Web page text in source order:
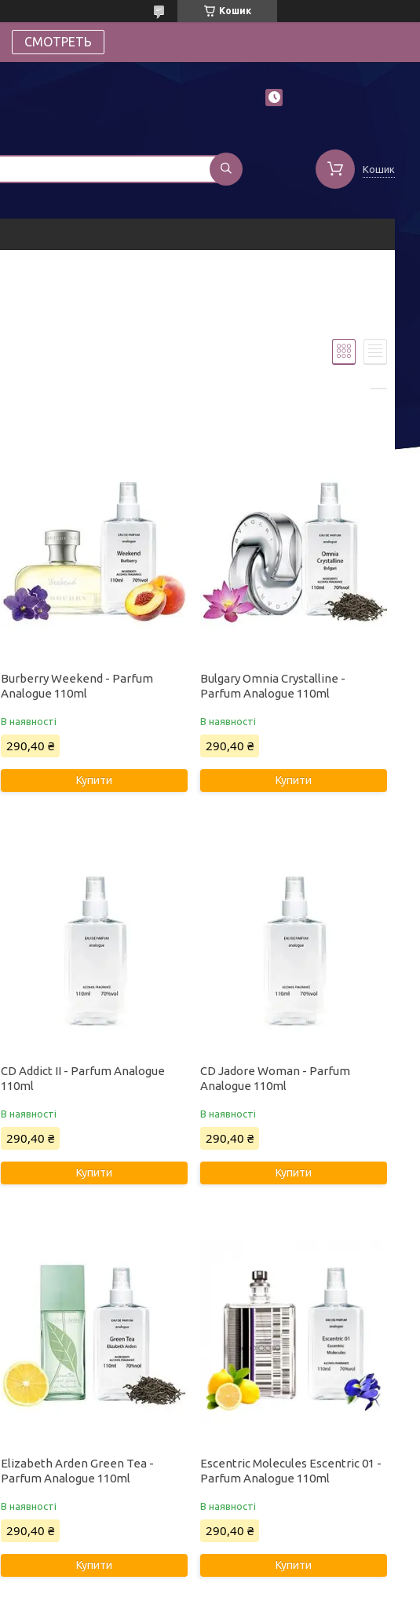
Кошик
СМОТРЕТЬ
Кошик
Burberry Weekend - Parfum
Analogue 110ml
В наявності
290,40 ₴
Купити
Bulgary Omnia Crystalline -
Parfum Analogue 110ml
В наявності
290,40 ₴
Купити
CD Addict II - Parfum Analogue
110ml
В наявності
290,40 ₴
Купити
CD Jadore Woman - Parfum
Analogue 110ml
В наявності
290,40 ₴
Купити
Elizabeth Arden Green Tea -
Parfum Analogue 110ml
В наявності
290,40 ₴
Купити
Escentric Molecules Escentric 01 -
Parfum Analogue 110ml
В наявності
290,40 ₴
Купити